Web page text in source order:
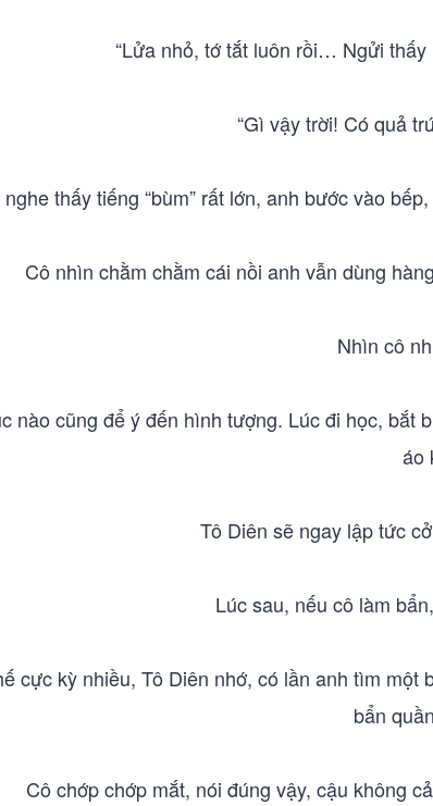
“Lửa nhỏ, tớ tắt luôn rồi… Ngửi
“Gì vậy trời! Có quả
thấy tiếng “bùm” rất lớn, anh bước vào
Cô nhìn chằm chằm cái nồi anh vẫn dùng
Nhìn cô
nào cũng để ý đến hình tượng. Lúc đi học, bắt
áo
Tô Diên sẽ ngay lập tức
Lúc sau, nếu cô làm
cực kỳ nhiều, Tô Diên nhớ, có lần anh tìm
bẩn
Cô chớp chớp mắt, nói đúng vậy, cậu không